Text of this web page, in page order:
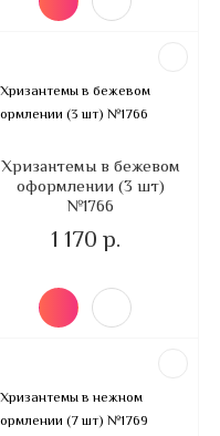
Хризантемы в бежевом
оформлении (3 шт)
№1766
1 170 р.